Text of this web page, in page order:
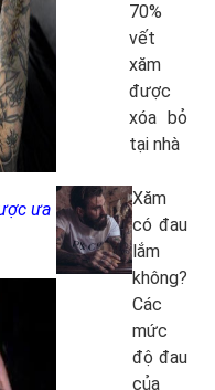
ưa
70%
vết
xăm
được
xóa bỏ
tại nhà
Xăm
có đau
lắm
không?
Các
mức
độ đau
của